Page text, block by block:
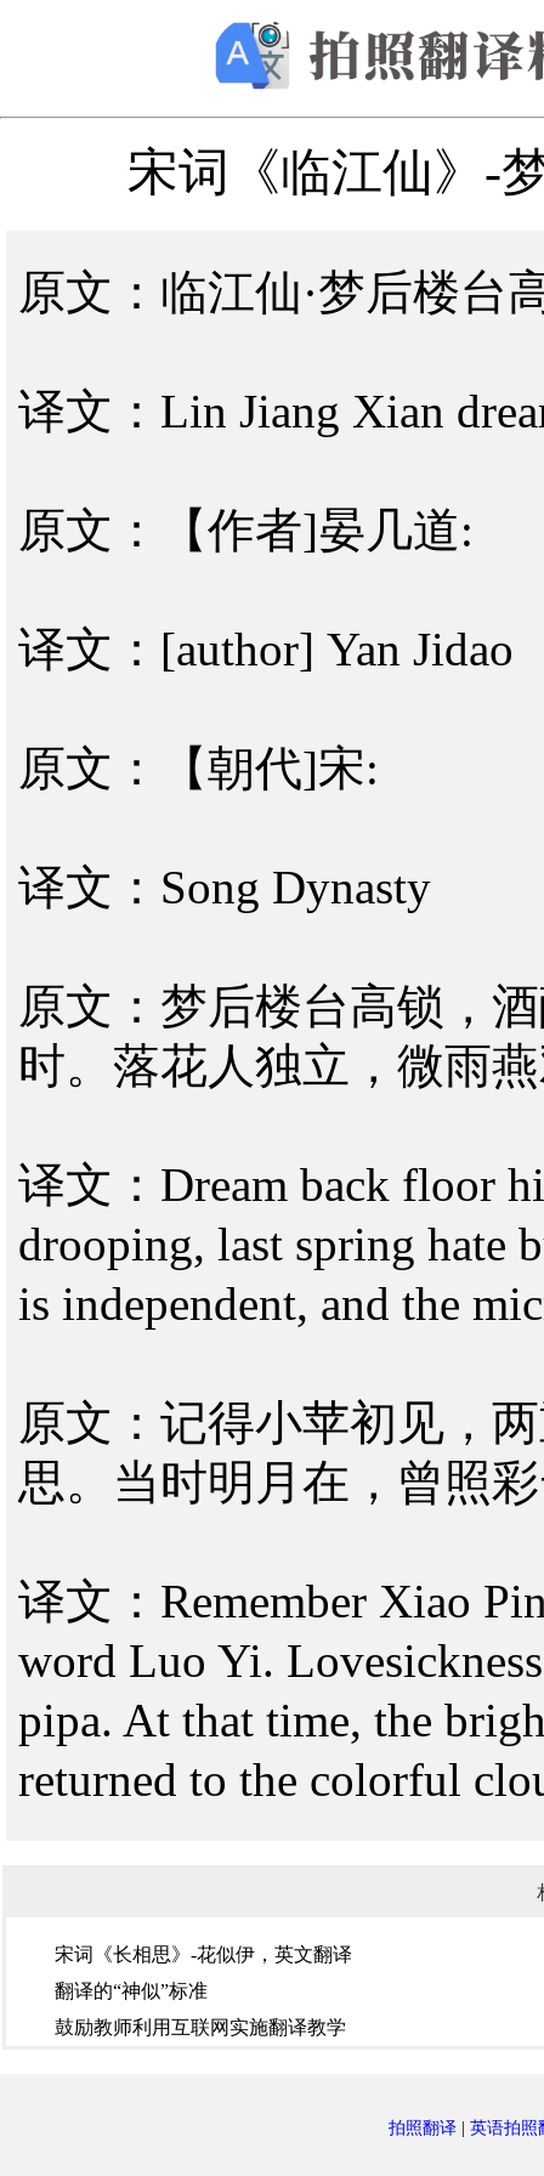
宋词《临江仙》-
原文：临江仙·梦后楼台
译文：Lin Jiang Xian
原文：【作者]晏几道:
译文：[author] Yan Jidao
原文：【朝代]宋:
译文：Song Dynasty
原文：梦后楼台高锁，
时。落花人独立，微雨
译文：Dream back floor
drooping, last spring hate
is independent, and the
原文：记得小苹初见，
思。当时明月在，曾照
译文：Remember Xiao
word Luo Yi.
pipa. At that time, the
returned to the colorful
宋词《长相思》-花似伊，英文翻译
翻译的“神似”标准
鼓励教师利用互联网实施翻译教学
拍照翻译| 英语拍照